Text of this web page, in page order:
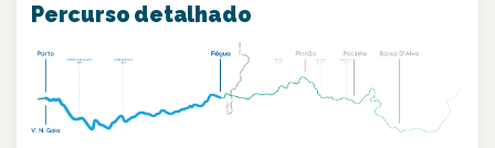
Percurso detalhado